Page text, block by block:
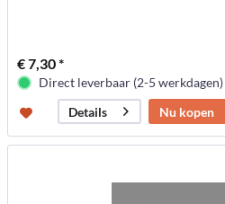
€ 7,30 *
Direct leverbaar (2-5 werkdagen)
Details
Nu kopen